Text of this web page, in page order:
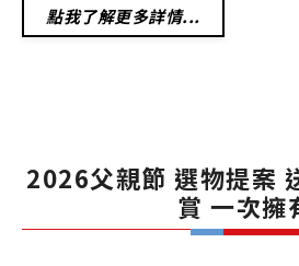
點我了解更多詳情...
2026父親節 選物提案
賞 一次擁